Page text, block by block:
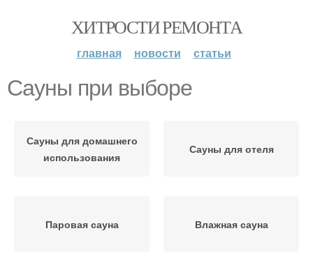
ХИТРОСТИ РЕМОНТА
главная новости статьи
Сауны при выборе
Сауны для домашнего
использования
Сауны для отеля
Паровая сауна Влажная сауна